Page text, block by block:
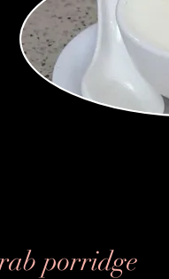
porridge